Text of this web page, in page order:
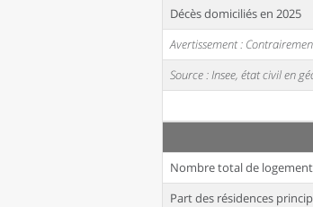
Décès domiciliés en 2025
Avertissement :
Source : Insee, état civil en
Nombre total de
Part des résidences